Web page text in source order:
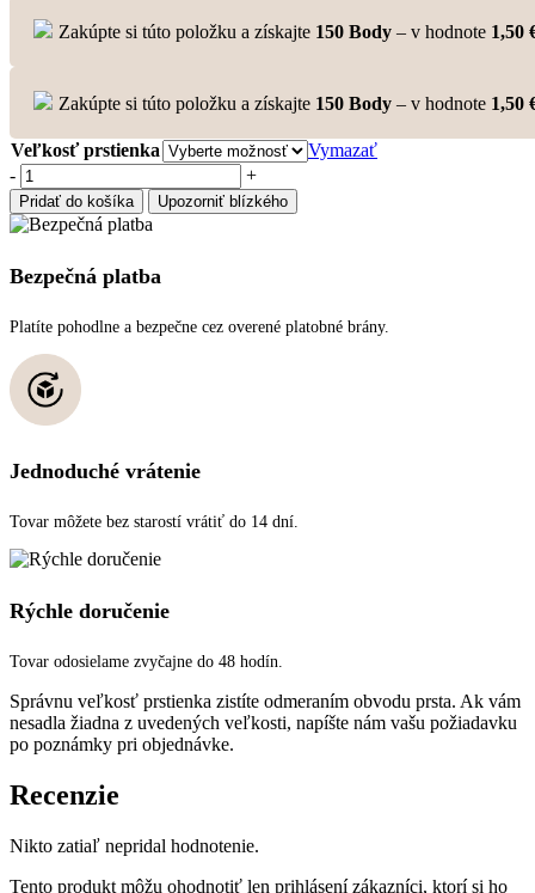
Zakúpte si túto položku a získajte 150 Body – v hodnote 1,50
Zakúpte si túto položku a získajte 150 Body – v hodnote 1,50
Veľkosť prstienka
Vymazať
množstvo
Prstienok
River
Pearl
strieborná
- +
Pridať do košíka Upozorniť blízkého
Bezpečná platba
Platíte pohodlne a bezpečne cez overené platobné brány.
Jednoduché vrátenie
Tovar môžete bez starostí vrátiť do 14 dní.
Rýchle doručenie
Tovar odosielame zvyčajne do 48 hodín.
Správnu veľkosť prstienka zistíte odmeraním obvodu prsta. Ak vám
nesadla žiadna z uvedených veľkosti, napíšte nám vašu požiadavku
po poznámky pri objednávke.
Recenzie
Nikto zatiaľ nepridal hodnotenie.
Tento produkt môžu ohodnotiť len prihlásení zákazníci, ktorí si ho